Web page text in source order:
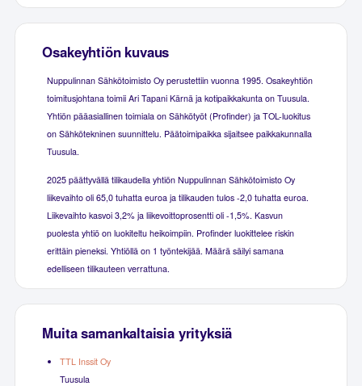
Osakeyhtiön kuvaus
Nuppulinnan Sähkötoimisto Oy perustettiin vuonna 1995. Osakeyhtiön
toimitusjohtana toimii Ari Tapani Kärnä ja kotipaikkakunta on Tuusula.
Yhtiön pääasiallinen toimiala on Sähkötyöt (Profinder) ja TOL-luokitus
on Sähkötekninen suunnittelu. Päätoimipaikka sijaitsee paikkakunnalla
Tuusula.
2025 päättyvällä tilikaudella yhtiön Nuppulinnan Sähkötoimisto Oy
liikevaihto oli 65,0 tuhatta euroa ja tilikauden tulos -2,0 tuhatta euroa.
Liikevaihto kasvoi 3,2% ja liikevoittoprosentti oli -1,5%. Kasvun
puolesta yhtiö on luokiteltu heikoimpiin. Profinder luokittelee riskin
erittäin pieneksi. Yhtiöllä on 1 työntekijää. Määrä säilyi samana
edelliseen tilikauteen verrattuna.
Muita samankaltaisia yrityksiä
TTL Inssit Oy
Tuusula